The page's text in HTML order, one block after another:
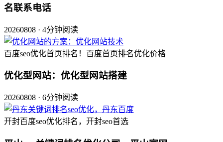
名联系电话
20260808 · 4分钟阅读
百度seo优化首页排名！百度首页排名优化价格
优化型网站：优化型网站搭建
20260808 · 6分钟阅读
开封百度seo优化排名，开封seo首选